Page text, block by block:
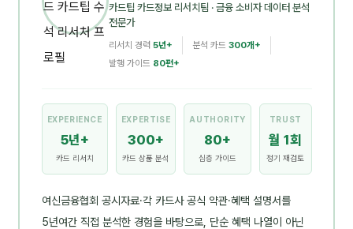
카드팁 카드정보 리서치팀 · 금융 소비자 데이터 분석
전문가
리서치 경력 5년+ 분석 카드 300개+
발행 가이드 80편+
EXPERIENCE
5년+
카드 리서치
EXPERTISE
300+
카드 상품 분석
AUTHORITY
80+
심층 가이드
TRUST
월 1회
정기 재검토
여신금융협회 공시자료·각 카드사 공식 약관·혜택 설명서를
5년여간 직접 분석한 경험을 바탕으로, 단순 혜택 나열이 아닌